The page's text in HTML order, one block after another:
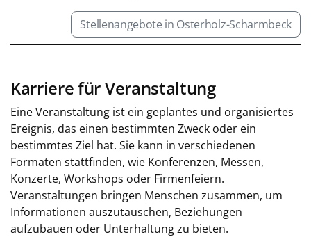
Stellenangebote in Osterholz-Scharmbeck
Karriere für Veranstaltung
Eine Veranstaltung ist ein geplantes und organisiertes
Ereignis, das einen bestimmten Zweck oder ein
bestimmtes Ziel hat. Sie kann in verschiedenen
Formaten stattfinden, wie Konferenzen, Messen,
Konzerte, Workshops oder Firmenfeiern.
Veranstaltungen bringen Menschen zusammen, um
Informationen auszutauschen, Beziehungen
aufzubauen oder Unterhaltung zu bieten.